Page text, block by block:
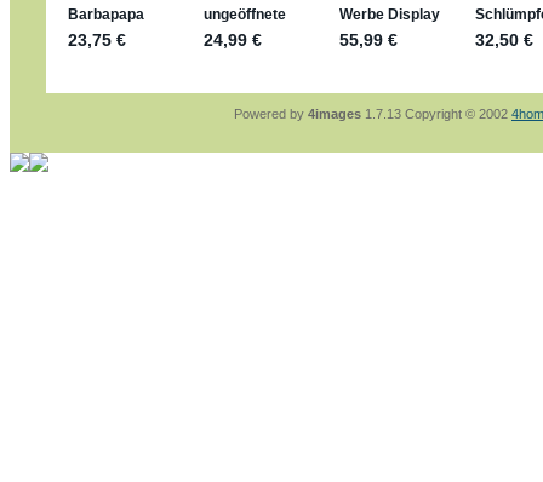
*Bussi*
geschrieben am: 28. 4.
So habe ich das in Erinnerung ... oder?
jan-lukas:geschrieben am: 28. 4. 2026 -
Powered by 4images 1.7.13 Copyright © 2002